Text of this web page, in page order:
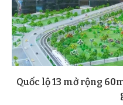
Quốc lộ 13 mở rộng